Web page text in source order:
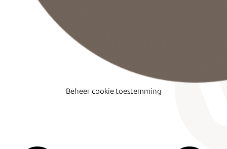
Beheer cookie toestemming